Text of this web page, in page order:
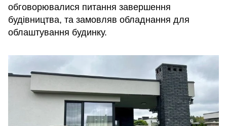
обговорювалися питання завершення
будівництва, та замовляв обладнання для
облаштування будинку.